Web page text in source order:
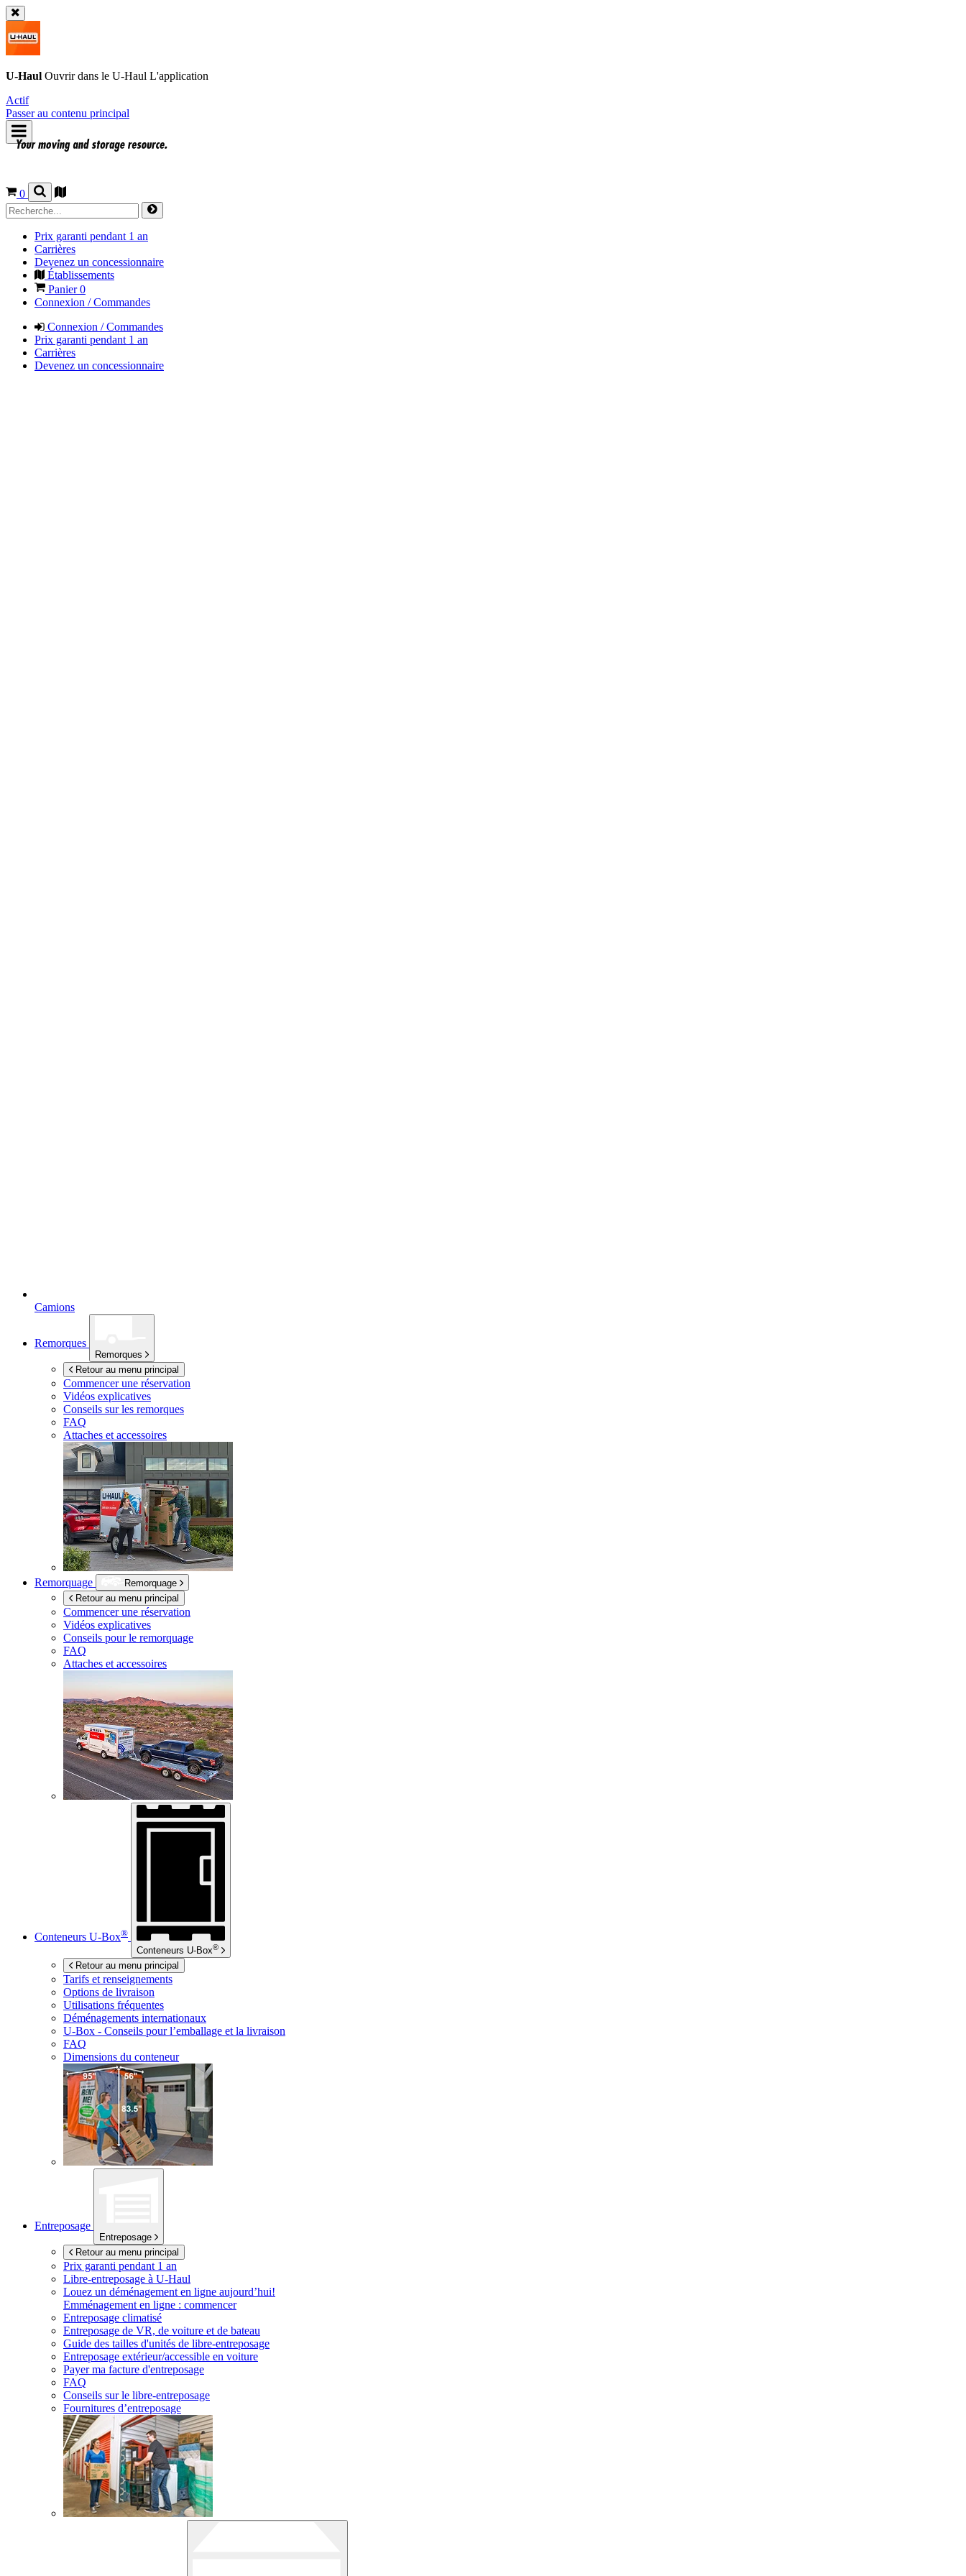
U-Haul Ouvrir dans le U-Haul L'application
Actif
Passer au contenu principal
0
Prix garanti pendant 1 an
Carrières
Devenez un concessionnaire
Établissements
Panier0
Connexion / Commandes
Connexion / Commandes
Prix garanti pendant 1 an
Carrières
Devenez un concessionnaire
Camions
Remorques
Remorques
Retour au menu principal
Commencer une réservation
Vidéos explicatives
Conseils sur les remorques
FAQ
Attaches et accessoires
Remorquage
Remorquage
Retour au menu principal
Commencer une réservation
Vidéos explicatives
Conseils pour le remorquage
FAQ
Attaches et accessoires
Conteneurs U-Box®
Conteneurs U-Box®
Retour au menu principal
Tarifs et renseignements
Options de livraison
Utilisations fréquentes
Déménagements internationaux
U-Box - Conseils pour l’emballage et la livraison
FAQ
Dimensions du conteneur
Entreposage
Entreposage
Retour au menu principal
Prix garanti pendant 1 an
Libre-entreposage à U-Haul
Louez un déménagement en ligne aujourd’hui!
Emménagement en ligne : commencer
Entreposage climatisé
Entreposage de VR, de voiture et de bateau
Guide des tailles d'unités de libre-entreposage
Entreposage extérieur/accessible en voiture
Payer ma facture d'entreposage
FAQ
Conseils sur le libre-entreposage
Fournitures d’entreposage